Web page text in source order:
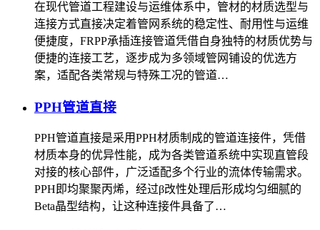
在现代管道工程建设与运维体系中，管材的材质选型与
连接方式直接决定着管网系统的稳定性、耐用性与运维
便捷度，FRPP承插连接管道凭借自身独特的材质优势与
便捷的连接工艺，逐步成为多领域管网铺设的优选方
案，适配各类常规与特殊工况的管道…
PPH管道直接
PPH管道直接是采用PPH材质制成的管道连接件，凭借
材质本身的优异性能，成为各类管道系统中实现直管段
对接的核心部件，广泛适配多个行业的流体传输需求。
PPH即均聚聚丙烯，经过β改性处理后形成均匀细腻的
Beta晶型结构，让这种连接件具备了…